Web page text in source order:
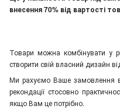
внесення 70% від вартості
Товари можна комбінувати у
створити свій власний дизайн
Ми рахуємо Ваше замовлення
рекондації стосовно
якщо Вам це потрібно.